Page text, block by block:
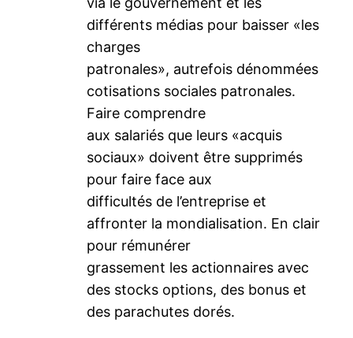
différents médias pour baisser «les
charges
patronales», autrefois dénommées
cotisations sociales patronales.
Faire comprendre
aux salariés que leurs «acquis
sociaux» doivent être supprimés
pour faire face aux
difficultés de l’entreprise et
affronter la mondialisation. En clair
pour rémunérer
grassement les actionnaires avec
des stocks options, des bonus et
des parachutes dorés.